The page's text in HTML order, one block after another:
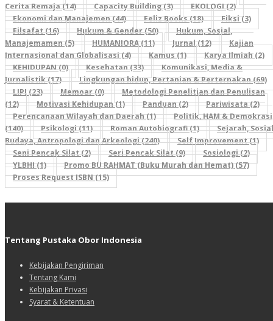
Cerita Remaja (14)
Capacity Building (3)
EKOLOGI (2)
Ekonomi dan Manajemen (44)
Feliz Books (18)
Fiksi (3)
Filsafat (16)
Hukum & Gender (50)
Hukum, Sosial,
Manajemamen (5)
HUMANIORA (11) Jurnal (12)
Kajian
Internasional dan Globalisasi (4)
Kamus (1)
Karya Ilmiah (2)
KEHIDUPAN (0)
Kesehatan (33)
Komunikasi, Media &
Jurnalistik (17)
Lingkungan hidup, Pertanian & Perternakan (69)
LIPI (23)
Memoar (0)
Metodologi Penelitian dan Penulisan
(12)
Motivasi Kehidupan (1) Panduan (2)
Pariwisata (2)
Perencanaan Wilayah dan Daerah (1)
Politik, HAM & Demokrasi
(140)
Psikologi (11) Roman Autobiografi (1)
Sejarah,
Budaya, Antropologi dan Arkeologi (240)
Self Improvement (1)
Seni Pencak Silat (2)
Seri Pencak Silat (9)
Sosiologi (2)
YLBHI (1)
Promo BU RAHMAT (Buku Murah dan Hemat) (57)
Proses Request ISBN (15)
Tentang Pustaka Obor Indonesia
Kebijakan Pengiriman
Tentang Kami
Kebijakan Privasi
Syarat & Ketentuan